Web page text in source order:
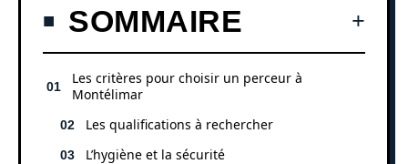
SOMMAIRE
Les critères pour choisir un perceur à
Montélimar
Les qualifications à rechercher
L’hygiène et la sécurité